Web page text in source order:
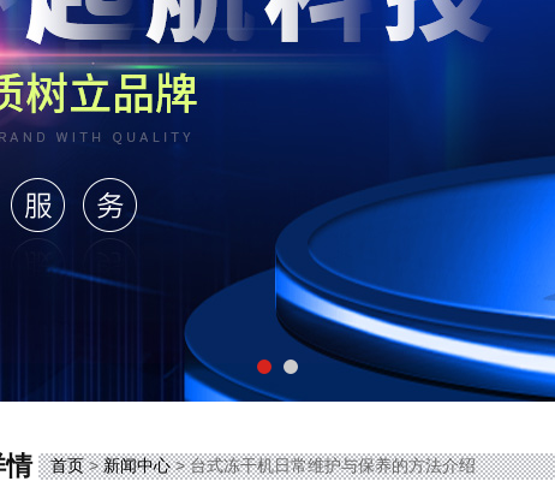
情 首页>新闻中心> 台式冻干机日常维护与保养的方法介绍